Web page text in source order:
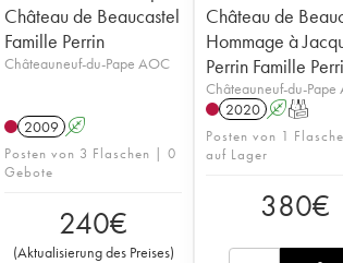
Château de Beaucastel
Famille Perrin
Châteauneuf-du-Pape AOC
2009 A
Posten von 3 Flaschen | 0
Gebote
240€
(Aktualisierung des Preises)
Château de
Hommage à
Perrin Famille
Châteauneuf-du-Pape
2020 AT
Posten von 1
auf Lager
380€